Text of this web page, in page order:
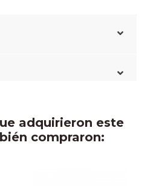
adquirieron este
compraron: